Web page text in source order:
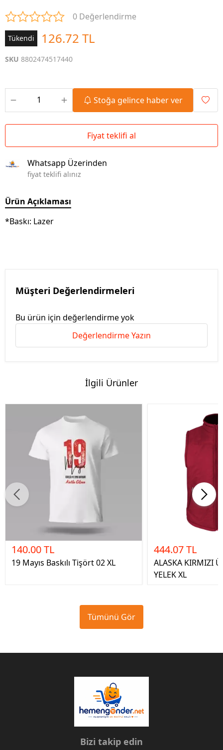
0 Değerlendirme
Tükendi 126.72 TL
SKU 8802474517440
Stoğa gelince haber ver
Fiyat teklifi al
Whatsapp Üzerinden
fiyat teklifi alınız
Ürün Açıklaması
*Baskı: Lazer
Müşteri Değerlendirmeleri
Bu ürün için değerlendirme yok
Değerlendirme Yazın
İlgili Ürünler
140.00 TL
19 Mayıs Baskılı Tişört 02 XL
444.07 TL
ALASKA KIRMIZI
YELEK XL
Tümünü Gör
Bizi takip edin